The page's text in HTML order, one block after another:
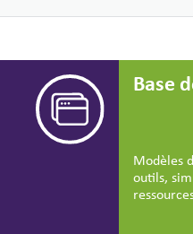
Base
Modèles
outils,